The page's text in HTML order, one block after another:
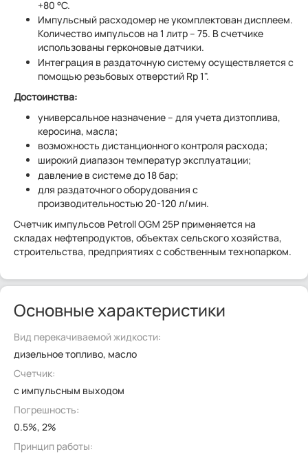
+80 °С.
Импульсный расходомер не укомплектован дисплеем.
Количество импульсов на 1 литр – 75. В счетчике
использованы герконовые датчики.
Интеграция в раздаточную систему осуществляется с
помощью резьбовых отверстий Rp 1".
Достоинства:
универсальное назначение – для учета дизтоплива,
керосина, масла;
возможность дистанционного контроля расхода;
широкий диапазон температур эксплуатации;
давление в системе до 18 бар;
для раздаточного оборудования с
производительностью 20-120 л/мин.
Счетчик импульсов Petroll OGM 25P применяется на
складах нефтепродуктов, объектах сельского хозяйства,
строительства, предприятиях с собственным технопарком.
Основные характеристики
Вид перекачиваемой жидкости:
дизельное топливо, масло
Счетчик:
с импульсным выходом
Погрешность:
0.5%, 2%
Принцип работы: